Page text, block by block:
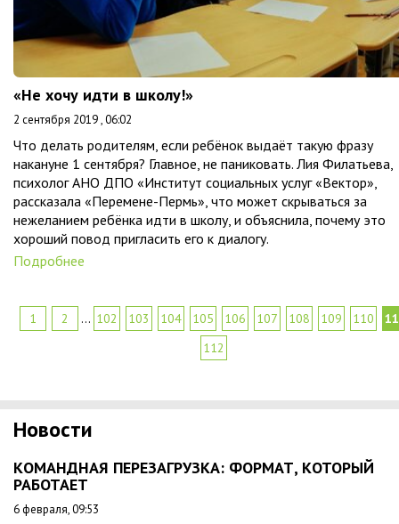
«Не хочу идти в школу!»
2 сентября 2019 , 06:02
Что делать родителям, если ребёнок выдаёт такую фразу
накануне 1 сентября? Главное, не паниковать. Лия Филатьева,
психолог АНО ДПО «Институт социальных услуг «Вектор»,
рассказала «Перемене-Пермь», что может скрываться за
нежеланием ребёнка идти в школу, и объяснила, почему это
хороший повод пригласить его к диалогу.
Подробнее
1 2 ... 102 103 104 105 106 107 108 109 110
112
Новости
КОМАНДНАЯ ПЕРЕЗАГРУЗКА: ФОРМАТ, КОТОРЫЙ
РАБОТАЕТ
6 февраля, 09:53